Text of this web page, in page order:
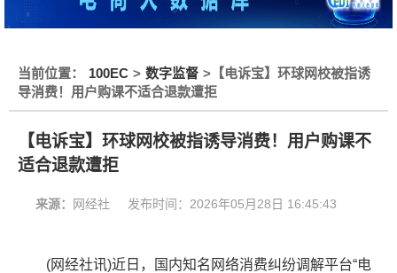
当前位置： 100EC > 数字监督 > 【电诉宝】环球网校被指诱
导消费！用户购课不适合退款遭拒
【电诉宝】环球网校被指诱导消费！用户购课不
适合退款遭拒
来源： 网经社 发布时间： 2026年05月28日 16:45:43
(网经社讯)近日，国内知名网络消费纠纷调解平台“电